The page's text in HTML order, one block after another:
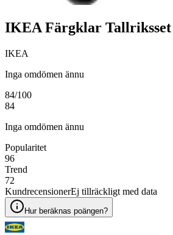
IKEA Färgklar Tallriksset
IKEA
Inga omdömen ännu
84/100
84
Inga omdömen ännu
Popularitet
96
Trend
72
KundrecensionerEj tillräckligt med data
Hur beräknas poängen?